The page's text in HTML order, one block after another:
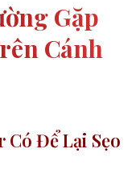
Gặp
Cánh
Để Lại Sẹo